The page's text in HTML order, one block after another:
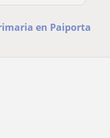
en Paiporta